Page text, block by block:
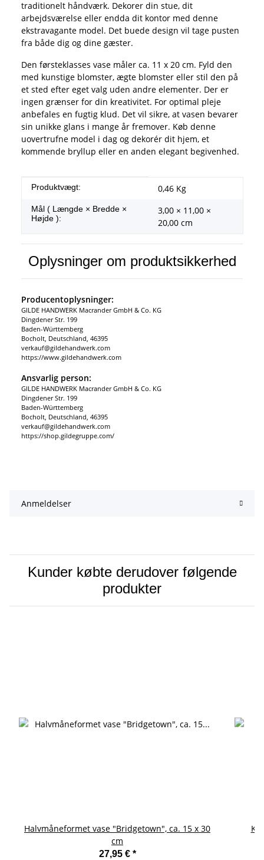
traditionelt håndværk. Dekorer din stue, dit
arbejdsværelse eller endda dit kontor med denne
ekstravagante model. Det buede design vil tage pusten
fra både dig og dine gæster.
Den førsteklasses vase måler ca. 11 x 20 cm. Fyld den
med kunstige blomster, ægte blomster eller stil den på
et sted efter eget valg uden andre elementer. Der er
ingen grænser for din kreativitet. For optimal pleje
anbefales en fugtig klud. Det vil sikre, at vasen bevarer
sin unikke glans i mange år fremover. Køb denne
uovertrufne model i dag og dekorér dit hjem, et
kommende bryllup eller en anden elegant begivenhed.
#productDetails.itemInformation#
#productDetails.itemValue#
Produktvægt: 0,46 Kg
Mål ( Længde × Bredde ×
Højde ):
3,00 × 11,00 ×
20,00 cm
Oplysninger om produktsikkerhed
Producentoplysninger:
GILDE HANDWERK Macrander GmbH & Co. KG
Dingdener Str. 199
Baden-Württemberg
Bocholt, Deutschland, 46395
verkauf@gildehandwerk.com
https://www.gildehandwerk.com
Ansvarlig person:
GILDE HANDWERK Macrander GmbH & Co. KG
Dingdener Str. 199
Baden-Württemberg
Bocholt, Deutschland, 46395
verkauf@gildehandwerk.com
https://shop.gildegruppe.com/
Anmeldelser
Kunder købte derudover følgende
produkter
Halvmåneformet vase "Bridgetown", ca. 15 x 30
cm
27,95 € *